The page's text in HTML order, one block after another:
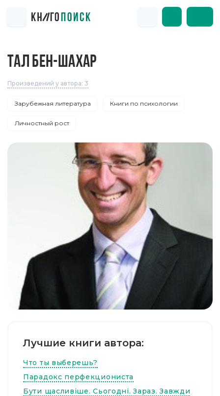
ТАЛ БЕН-ШАХАР
Произведений у автора: 3
Зарубежная литература Книги по психологии
Личностный рост
Лучшие книги автора:
Что ты выберешь?
Парадокс перфекциониста
Бути щасливіше. Сьогодні. Зараз. Завжди